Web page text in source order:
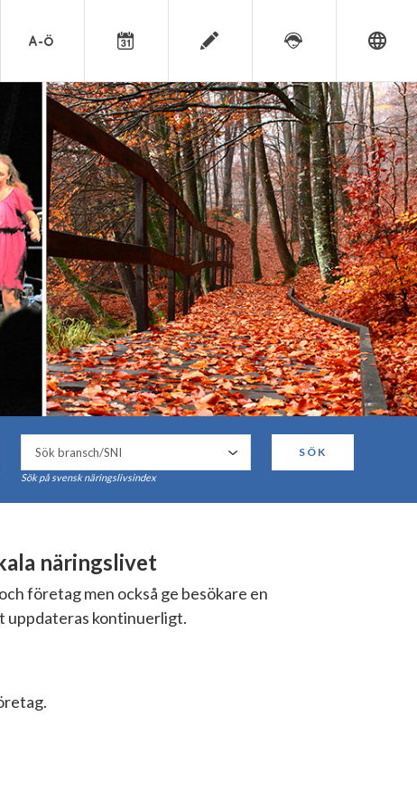
Sök på svensk näringslivsindex
SÖK
näringslivet
företag men också ge besökare en
uppdateras kontinuerligt.